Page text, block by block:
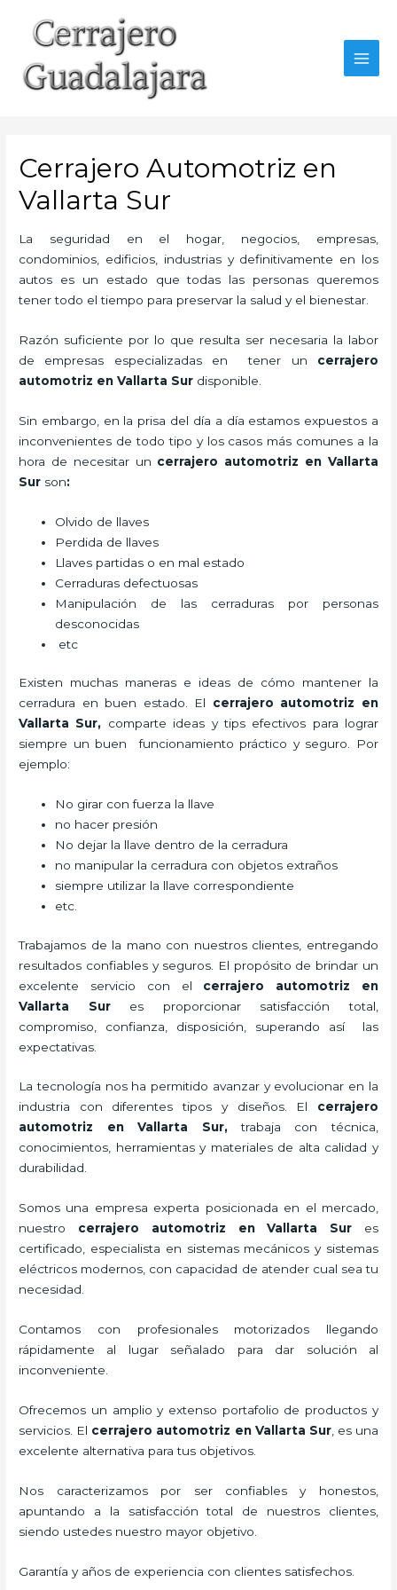
contenido
Cerrajero Automotriz en
Vallarta Sur
La seguridad en el hogar, negocios, empresas,
condominios, edificios, industrias y definitivamente en los
autos es un estado que todas las personas queremos
tener todo el tiempo para preservar la salud y el bienestar.
Razón suficiente por lo que resulta ser necesaria la labor
de empresas especializadas en tener un cerrajero
automotriz en Vallarta Sur disponible.
Sin embargo, en la prisa del día a día estamos expuestos a
inconvenientes de todo tipo y los casos más comunes a la
hora de necesitar un cerrajero automotriz en Vallarta
Sur son:
Olvido de llaves
Perdida de llaves
Llaves partidas o en mal estado
Cerraduras defectuosas
Manipulación de las cerraduras por personas
desconocidas
etc
Existen muchas maneras e ideas de cómo mantener la
cerradura en buen estado. El cerrajero automotriz en
Vallarta Sur, comparte ideas y tips efectivos para lograr
siempre un buen funcionamiento práctico y seguro. Por
ejemplo:
No girar con fuerza la llave
no hacer presión
No dejar la llave dentro de la cerradura
no manipular la cerradura con objetos extraños
siempre utilizar la llave correspondiente
etc.
Trabajamos de la mano con nuestros clientes, entregando
resultados confiables y seguros. El propósito de brindar un
excelente servicio con el cerrajero automotriz en
Vallarta Sures proporcionar satisfacción total,
compromiso, confianza, disposición, superando así las
expectativas.
La tecnología nos ha permitido avanzar y evolucionar en la
industria con diferentes tipos y diseños. El cerrajero
automotriz en Vallarta Sur,trabaja con técnica,
conocimientos, herramientas y materiales de alta calidad y
durabilidad.
Somos una empresa experta posicionada en el mercado,
nuestro cerrajero automotriz en Vallarta Sur es
certificado, especialista en sistemas mecánicos y sistemas
eléctricos modernos, con capacidad de atender cual sea tu
necesidad.
Contamos con profesionales motorizados llegando
rápidamente al lugar señalado para dar solución al
inconveniente.
Ofrecemos un amplio y extenso portafolio de productos y
servicios. El cerrajero automotriz en Vallarta Sur, es una
excelente alternativa para tus objetivos.
Nos caracterizamos por ser confiables y honestos,
apuntando a la satisfacción total de nuestros clientes,
siendo ustedes nuestro mayor objetivo.
Garantía y años de experiencia con clientes satisfechos.